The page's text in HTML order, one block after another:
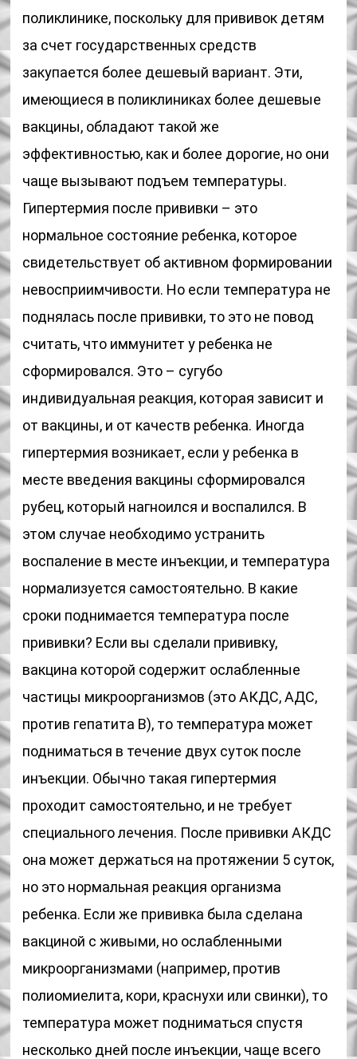
поликлинике, поскольку для прививок детям
за счет государственных средств
закупается более дешевый вариант. Эти,
имеющиеся в поликлиниках более дешевые
вакцины, обладают такой же
эффективностью, как и более дорогие, но они
чаще вызывают подъем температуры.
Гипертермия после прививки – это
нормальное состояние ребенка, которое
свидетельствует об активном формировании
невосприимчивости. Но если температура не
поднялась после прививки, то это не повод
считать, что иммунитет у ребенка не
сформировался. Это – сугубо
индивидуальная реакция, которая зависит и
от вакцины, и от качеств ребенка. Иногда
гипертермия возникает, если у ребенка в
месте введения вакцины сформировался
рубец, который нагноился и воспалился. В
этом случае необходимо устранить
воспаление в месте инъекции, и температура
нормализуется самостоятельно. В какие
сроки поднимается температура после
прививки? Если вы сделали прививку,
вакцина которой содержит ослабленные
частицы микроорганизмов (это АКДС, АДС,
против гепатита В), то температура может
подниматься в течение двух суток после
инъекции. Обычно такая гипертермия
проходит самостоятельно, и не требует
специального лечения. После прививки АКДС
она может держаться на протяжении 5 суток,
но это нормальная реакция организма
ребенка. Если же прививка была сделана
вакциной с живыми, но ослабленными
микроорганизмами (например, против
полиомиелита, кори, краснухи или свинки), то
температура может подниматься спустя
несколько дней после инъекции, чаще всего